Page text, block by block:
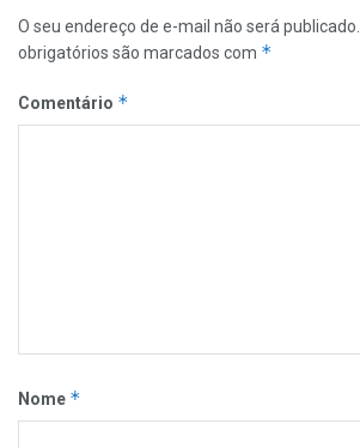
O seu endereço de e-mail não será publicado.
obrigatórios são marcados com *
Comentário *
Nome *